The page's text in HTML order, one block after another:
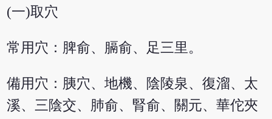
(一)取穴
常用穴：脾俞、膈俞、足三里。
備用穴：胰穴、地機、陰陵泉、復溜、太
溪、三陰交、肺俞、腎俞、關元、華佗夾